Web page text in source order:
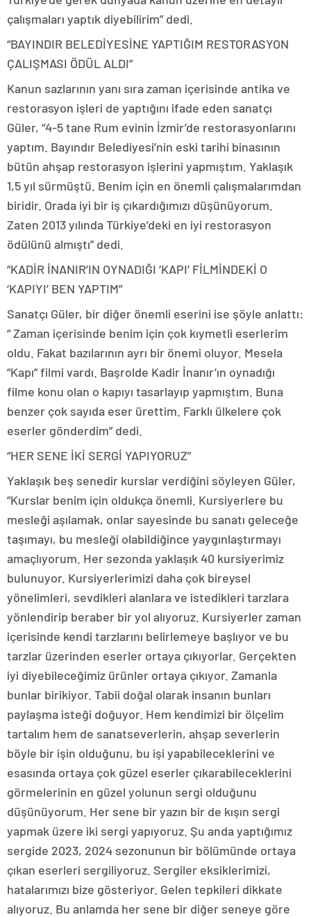
çalışmaları yaptık diyebilirim” dedi.
“BAYINDIR BELEDİYESİNE YAPTIĞIM RESTORASYON
ÇALIŞMASI ÖDÜL ALDI”
Kanun sazlarının yanı sıra zaman içerisinde antika ve
restorasyon işleri de yaptığını ifade eden sanatçı
Güler, “4-5 tane Rum evinin İzmir’de restorasyonlarını
yaptım. Bayındır Belediyesi’nin eski tarihi binasının
bütün ahşap restorasyon işlerini yapmıştım. Yaklaşık
1,5 yıl sürmüştü. Benim için en önemli çalışmalarımdan
biridir. Orada iyi bir iş çıkardığımızı düşünüyorum.
Zaten 2013 yılında Türkiye’deki en iyi restorasyon
ödülünü almıştı” dedi.
“KADİR İNANIR’IN OYNADIĞI ‘KAPI’ FİLMİNDEKİ O
‘KAPIYI’ BEN YAPTIM”
Sanatçı Güler, bir diğer önemli eserini ise şöyle anlattı:
“ Zaman içerisinde benim için çok kıymetli eserlerim
oldu. Fakat bazılarının ayrı bir önemi oluyor. Mesela
“Kapı” filmi vardı. Başrolde Kadir İnanır’ın oynadığı
filme konu olan o kapıyı tasarlayıp yapmıştım. Buna
benzer çok sayıda eser ürettim. Farklı ülkelere çok
eserler gönderdim” dedi.
“HER SENE İKİ SERGİ YAPIYORUZ”
Yaklaşık beş senedir kurslar verdiğini söyleyen Güler,
“Kurslar benim için oldukça önemli. Kursiyerlere bu
mesleği aşılamak, onlar sayesinde bu sanatı geleceğe
taşımayı, bu mesleği olabildiğince yaygınlaştırmayı
amaçlıyorum. Her sezonda yaklaşık 40 kursiyerimiz
bulunuyor. Kursiyerlerimizi daha çok bireysel
yönelimleri, sevdikleri alanlara ve istedikleri tarzlara
yönlendirip beraber bir yol alıyoruz. Kursiyerler zaman
içerisinde kendi tarzlarını belirlemeye başlıyor ve bu
tarzlar üzerinden eserler ortaya çıkıyorlar. Gerçekten
iyi diyebileceğimiz ürünler ortaya çıkıyor. Zamanla
bunlar birikiyor. Tabii doğal olarak insanın bunları
paylaşma isteği doğuyor. Hem kendimizi bir ölçelim
tartalım hem de sanatseverlerin, ahşap severlerin
böyle bir işin olduğunu, bu işi yapabileceklerini ve
esasında ortaya çok güzel eserler çıkarabileceklerini
görmelerinin en güzel yolunun sergi olduğunu
düşünüyorum. Her sene bir yazın bir de kışın sergi
yapmak üzere iki sergi yapıyoruz. Şu anda yaptığımız
sergide 2023, 2024 sezonunun bir bölümünde ortaya
çıkan eserleri sergiliyoruz. Sergiler eksiklerimizi,
hatalarımızı bize gösteriyor. Gelen tepkileri dikkate
alıyoruz. Bu anlamda her sene bir diğer seneye göre